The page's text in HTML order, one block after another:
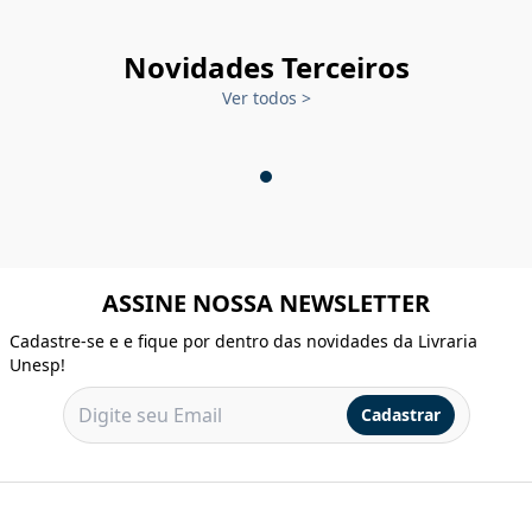
Novidades Terceiros
Ver todos >
ASSINE NOSSA NEWSLETTER
Cadastre-se e e fique por dentro das novidades da Livraria
Unesp!
Cadastrar